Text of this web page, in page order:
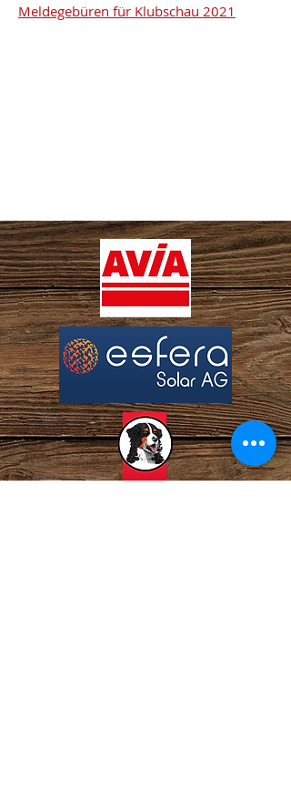
Meldegebüren für Klubschau 2021